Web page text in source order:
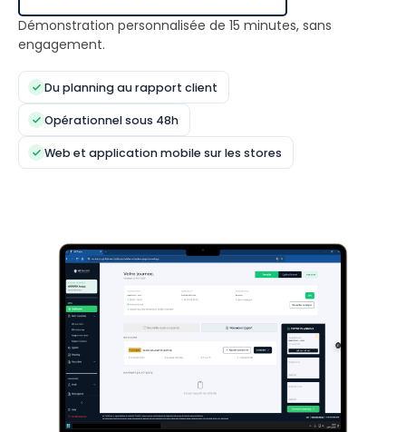
Démonstration personnalisée de 15 minutes, sans
engagement.
Du planning au rapport client
Opérationnel sous 48h
Web et application mobile sur les stores